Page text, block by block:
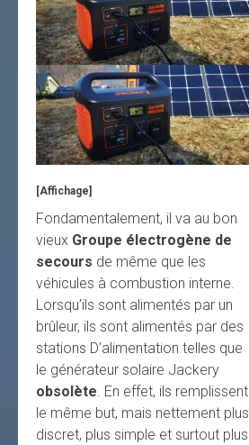
[Affichage]
Fondamentalement, il va au bon
vieux Groupe électrogène de
secours de même que les
véhicules à combustion interne.
Lorsqu’ils sont alimentés par un
brûleur, ils sont alimentés par des
stations D’alimentation telles que
le générateur solaire Jackery
obsolète. En effet, ils remplissent
le même but, mais nettement plus
discret, plus simple et surtout plus